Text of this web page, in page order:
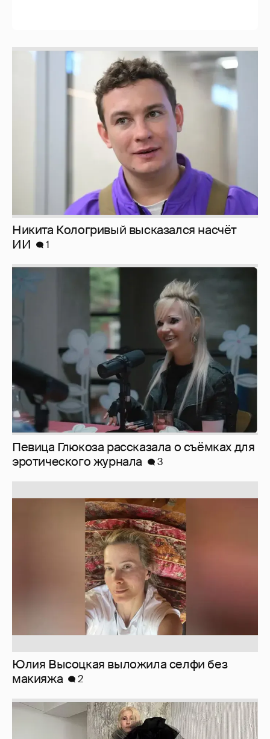
Никита Кологривый высказался насчёт
Певица Глюкоза рассказала о съёмках для
эротического журнала
3
Юлия Высоцкая выложила селфи без
Журналистка Сулим примерила новый